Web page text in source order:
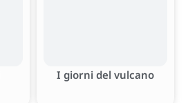
I giorni del vulcano